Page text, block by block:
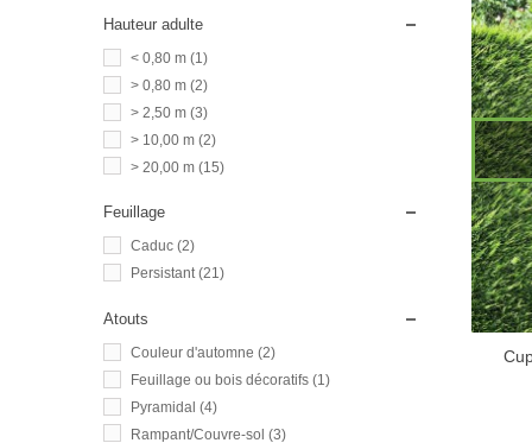
Hauteur adulte
< 0,80 m (1)
> 0,80 m (2)
> 2,50 m (3)
> 10,00 m (2)
> 20,00 m (15)
Feuillage
Caduc (2)
Persistant(21)
Atouts
Couleur d'automne (2)
Feuillage ou bois décoratifs (1)
Pyramidal (4)
Rampant/Couvre-sol (3)